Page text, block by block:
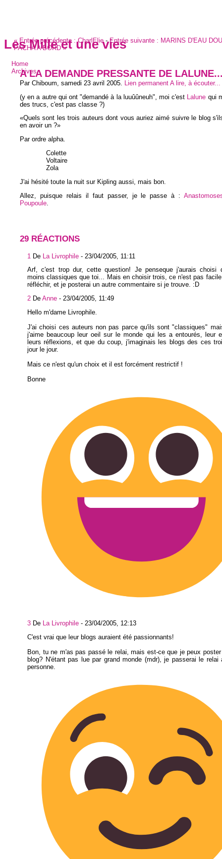
Les Mille et une vies
Home
Archives
« Entrée précédente :CharlElie -Entrée suivante : MARINS D'EAU
PACHA A BORD»
A LA DEMANDE PRESSANTE DE
Par Chiboum, samedi 23 avril 2005 Lien permanent A lire, à écouter...
(y en a autre qui ont "demandé à la luuûûneuh", moi c'est Lalune qui
des trucs, c'est pas classe ?)
Quels sont les trois auteurs dont vous auriez aimé suivre le blog
en avoir un ?
Par ordre alpha.
Colette
Voltaire
Zola
J'ai hésité toute la nuit sur Kipling aussi, mais bon.
Allez, puisque relais il faut passer, je le passe à :
Poupoule
29 RÉACTIONS
1 De La Livrophile - 23/04/2005, 11:11
Arf, c'est trop dur, cette question! Je penseque j'aurais choisi
moins classiques que toi... Mais en choisir trois, ce n'est pas
réfléchir, et je posterai un autre commentaire si je trouve. :D
2 De Anne - 23/04/2005, 11:49
Hello m'dame Livrophile.
J'ai choisi ces auteurs non pas parce qu'ils sont "classiques"
j'aime beaucoup leur oeil sur le monde qui les a entourés, leur
leurs réflexions, et que du coup, j'imaginais les blogs des ces
jour le jour.
Mais ce n'est qu'un choix et il est forcément restrictif !
Bonne
3 De La Livrophile - 23/04/2005, 12:13
C'est vrai que leur blogs auraient été passionnants!
Bon, tu ne m'as pas passé le relai, mais est-ce que je peux
blog? N'étant pas lue par grand monde (mdr), je passerai le relai
personne.